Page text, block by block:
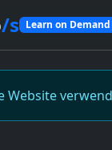
/s Learn on Demand
Website